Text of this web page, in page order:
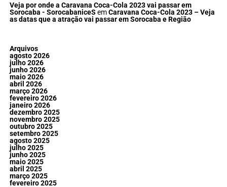
Veja por onde a Caravana Coca-Cola 2023 vai passar em
Sorocaba - SorocabaniceS emCaravana Coca-Cola 2023 – Veja
as datas que a atração vai passar em Sorocaba e Região
Arquivos
agosto 2026
julho 2026
junho 2026
maio 2026
abril 2026
março 2026
fevereiro 2026
janeiro 2026
dezembro 2025
novembro 2025
outubro 2025
setembro 2025
agosto 2025
julho 2025
junho 2025
maio 2025
abril 2025
março 2025
fevereiro 2025